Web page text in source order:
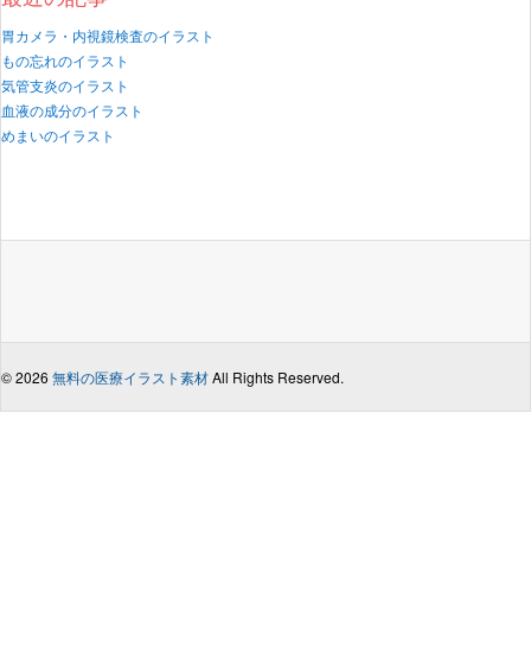
胃カメラ・内視鏡検査のイラスト
もの忘れのイラスト
気管支炎のイラスト
血液の成分のイラスト
めまいのイラスト
© 2026 無料の医療イラスト素材All Rights Reserved.